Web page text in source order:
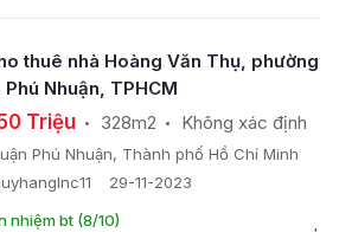
thuê nhà Hoàng Văn Thụ, phường
Phú Nhuận, TPHCM
Triệu 328m2 Không xác định
Phú Nhuận, Thành phố Hồ Chí Minh
29-11-2023
nhiệm bt (8/10)